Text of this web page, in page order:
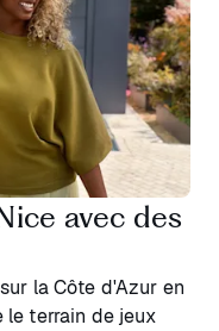
avec des
la Côte d'Azur en
le terrain de jeux